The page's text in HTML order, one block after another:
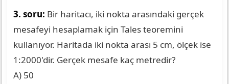
3. soru: Bir haritacı, iki nokta arasındaki gerçek
mesafeyi hesaplamak için Tales teoremini
kullanıyor. Haritada iki nokta arası 5 cm, ölçek ise
1:2000'dir. Gerçek mesafe kaç metredir?
A) 50